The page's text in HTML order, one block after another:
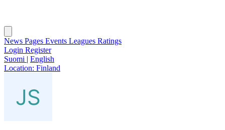
News Pages Events Leagues Ratings
Login Register
Suomi | English
Location: Finland